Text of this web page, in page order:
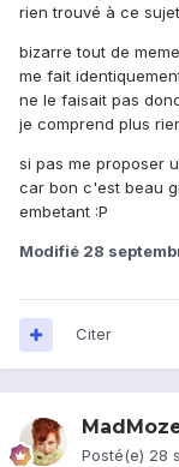
rien trouvé à ce
bizarre tout de
me fait
ne le faisait pas
je comprend plus
si pas me proposer
car bon c'est beau
embetant :P
Modifié 28
Citer
Posté(e) 28